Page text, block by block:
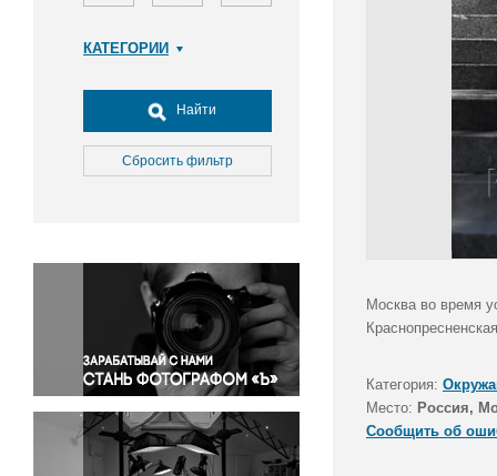
КАТЕГОРИИ
Досуг, туризм и отдых
Культура
Медицина
Окружающая среда
Политика
Правосудие
Происшествия и конфликты
Религия
Светская жизнь
Спорт
Экология
Найти
Сбросить фильтр
Москва во время
Категория:
Место: Россия,
Сообщить об